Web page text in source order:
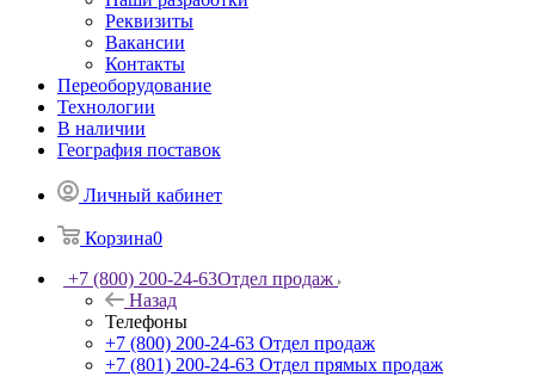
Реквизиты
Вакансии
Контакты
Переоборудование
Технологии
В наличии
География поставок
Личный кабинет
Корзина0
+7 (800) 200-24-63Отдел продаж
Назад
Телефоны
+7 (800) 200-24-63 Отдел продаж
+7 (801) 200-24-63 Отдел прямых продаж